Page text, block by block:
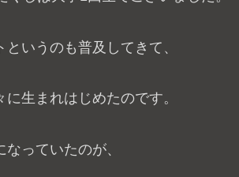
いうのも普及してきて、
生まれはじめたのです。
っていたのが、